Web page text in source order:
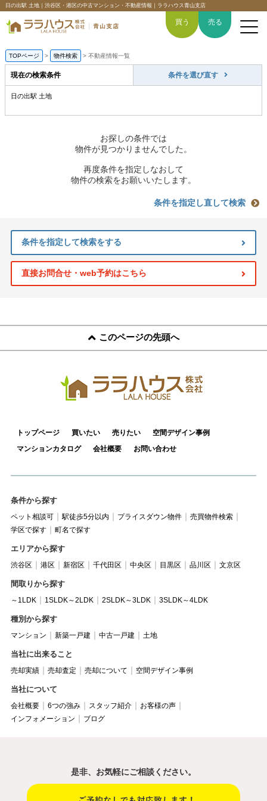
日の出駅 土地｜渋谷区・港区の中古マンション・不動産情報｜ララハウス青山支店
スタッフ紹介
来店予約
買う 売る
TOPページ > 物件検索 > 不動産情報一覧
現在の検索条件 条件を選び直す
日の出駅 土地
お探しの条件では
物件が見つかりませんでした。
再度条件を指定しなおして
物件の検索をお願いいたします。
条件を指定し直して検索
条件を指定して検索をする
直接お問合せ・web予約はこちら
このページの先頭へ
トップページ 買いたい 売りたい
空間デザイン事例
マンションカタログ
会社概要 お問い合わせ
条件から探す
ペット相談可 駅徒歩5分以内 プライスダウン物件
売買物件検索
学区で探す
町名で探す
エリアから探す
渋谷区 港区 新宿区 千代田区 中央区 目黒区 品川区 文京区
間取りから探す
～1LDK 1SLDK～2LDK 2SLDK～3LDK 3SLDK～4LDK
種別から探す
マンション 新築一戸建 中古一戸建 土地
当社に出来ること
売却実績 売却査定 売却について 空間デザイン事例
当社について
会社概要 6つの強み スタッフ紹介
お客様の声
インフォメーション
ブログ
是非、お気軽にご相談ください。